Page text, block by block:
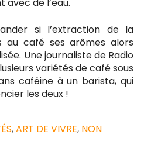
de l’eau.
si l’extraction de la
café ses arômes alors
Une journaliste de Radio
variétés de café sous
caféine à un barista, qui
les deux !
,ART DE VIVRE, NON